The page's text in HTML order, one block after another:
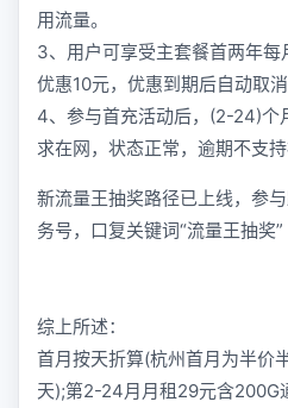
用流量。
3、用户可享受主套餐首两年
优惠10元，优惠到期后自动取
4、参与首充活动后，(2-24)个
求在网，状态正常，逾期不支
新流量王抽奖路径已上线，参
务号，口复关键词“流量王抽奖”
综上所述：
首月按天折算(杭州首月为半价
天);第2-24月月租29元含200G